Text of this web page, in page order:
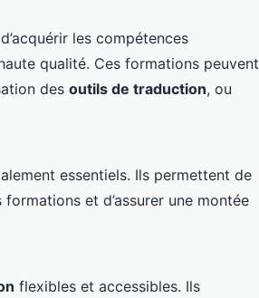
les compétences
qualité. Ces formations peuvent
des outils de traduction, ou
essentiels. Ils permettent de
et d’assurer une montée
flexibles et accessibles. Ils